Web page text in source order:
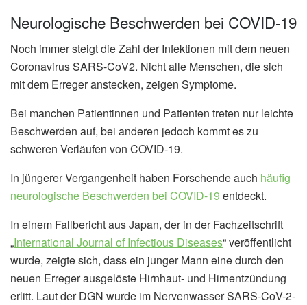
Neurologische Beschwerden bei COVID-19
Noch immer steigt die Zahl der Infektionen mit dem neuen
Coronavirus SARS-CoV2. Nicht alle Menschen, die sich
mit dem Erreger anstecken, zeigen Symptome.
Bei manchen Patientinnen und Patienten treten nur leichte
Beschwerden auf, bei anderen jedoch kommt es zu
schweren Verläufen von COVID-19.
In jüngerer Vergangenheit haben Forschende auch häufig
neurologische Beschwerden bei COVID-19 entdeckt.
In einem Fallbericht aus Japan, der in der Fachzeitschrift
„International Journal of Infectious Diseases“ veröffentlicht
wurde, zeigte sich, dass ein junger Mann eine durch den
neuen Erreger ausgelöste Hirnhaut- und Hirnentzündung
erlitt. Laut der DGN wurde im Nervenwasser SARS-CoV-2-